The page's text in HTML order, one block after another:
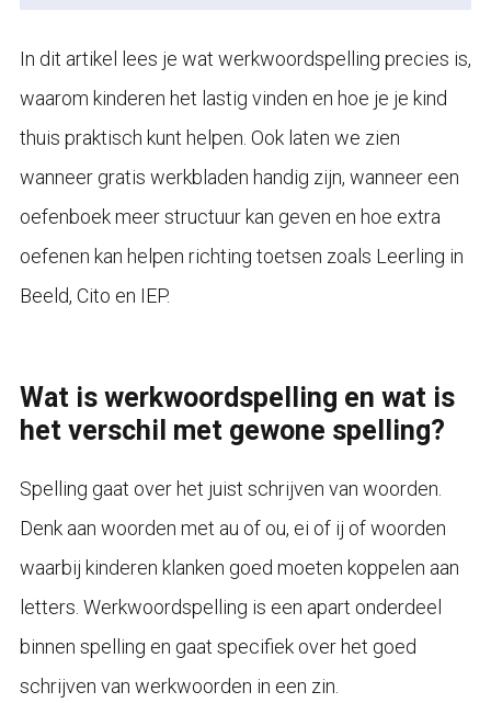
In dit artikel lees je wat werkwoordspelling precies is,
waarom kinderen het lastig vinden en hoe je je kind
thuis praktisch kunt helpen. Ook laten we zien
wanneer gratis werkbladen handig zijn, wanneer een
oefenboek meer structuur kan geven en hoe extra
oefenen kan helpen richting toetsen zoals Leerling in
Beeld, Cito en IEP.
Wat is werkwoordspelling en wat is
het verschil met gewone spelling?
Spelling gaat over het juist schrijven van woorden.
Denk aan woorden met au of ou, ei of ij of woorden
waarbij kinderen klanken goed moeten koppelen aan
letters. Werkwoordspelling is een apart onderdeel
binnen spelling en gaat specifiek over het goed
schrijven van werkwoorden in een zin.